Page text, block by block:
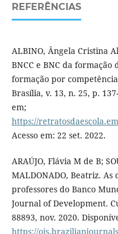
REFERÊNCIAS
ALBINO, Ângela Cristina
BNCC e BNC da
formação por
Brasília, v. 13, n. 25, p.
em;
https://
Acesso em: 22 set. 2022.
ARAÚJO, Flávia M de B;
MALDONADO, Beatriz.
professores do Banco
Journal of Development.
88893, nov. 2020.
https://